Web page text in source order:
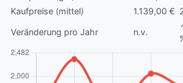
Kaufpreise (mittel)
1.139,00 €
Veränderung pro Jahr n.v.